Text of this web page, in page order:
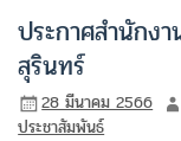
ประกาศสำนักง
สุรินทร์
28 มีนาคม 2566
ประชาสัมพันธ์